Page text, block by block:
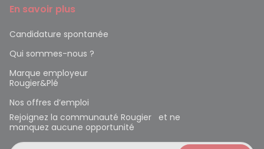
En savoir plus
Candidature spontanée
Qui sommes-nous ?
Marque employeur
Rougier&Plé
Nos offres d’emploi
Rejoignez la communauté Rougier et ne
manquez aucune opportunité